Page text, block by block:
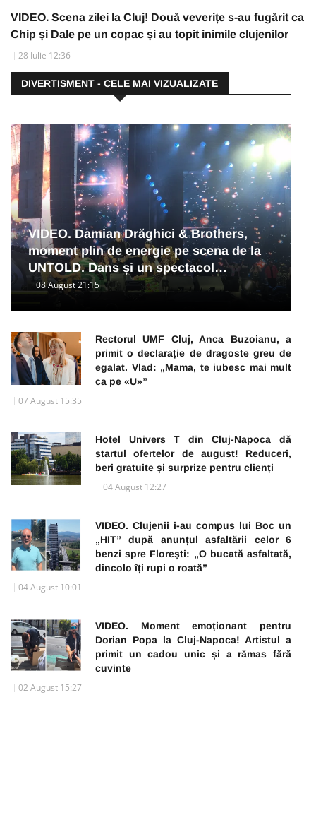
VIDEO. Scena zilei la Cluj! Două veverițe s-au fugărit ca
Chip și Dale pe un copac și au topit inimile clujenilor
28 Iulie 12:36
DIVERTISMENT - CELE MAI VIZUALIZATE
VIDEO. Damian Drăghici & Brothers,
moment plin de energie pe scena de la
UNTOLD. Dans și un spectacol…
08 August 21:15
Rectorul UMF Cluj, Anca Buzoianu, a
primit o declarație de dragoste greu de
egalat. Vlad: „Mama, te iubesc mai mult
ca pe «U»”
07 August 15:35
Hotel Univers T din Cluj-Napoca dă
startul ofertelor de august! Reduceri,
beri gratuite și surprize pentru clienți
04 August 12:27
VIDEO. Clujenii i-au compus lui Boc un
„HIT” după anunțul asfaltării celor 6
benzi spre Florești: „O bucată asfaltată,
dincolo îți rupi o roată”
04 August 10:01
VIDEO. Moment emoționant pentru
Dorian Popa la Cluj-Napoca! Artistul a
primit un cadou unic și a rămas fără
cuvinte
02 August 15:27